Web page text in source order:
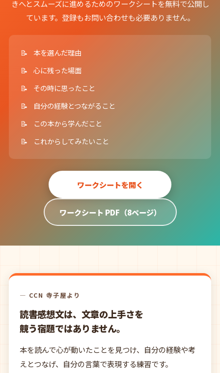
きへとスムーズに進めるためのワークシートを無料で公開し
ています。登録もお問い合わせも必要ありません。
本を選んだ理由
心に残った場面
その時に思ったこと
自分の経験とつながること
この本から学んだこと
これからしてみたいこと
ワークシートを開く
ワークシート PDF（8ページ）
— CCN 寺子屋より
読書感想文は、文章の上手さを
競う宿題ではありません。
本を読んで心が動いたことを見つけ、自分の経験や考
えとつなげ、自分の言葉で表現する練習です。